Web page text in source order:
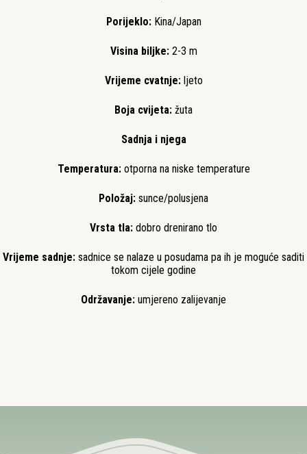
Porijeklo:Kina/Japan
Visina biljke: 2-3 m
Vrijeme cvatnje:ljeto
Boja cvijeta: žuta
Sadnja i njega
Temperatura: otporna na niske temperature
Položaj: sunce/polusjena
Vrsta tla: dobro drenirano tlo
Vrijeme sadnje: sadnice se nalaze u posudama pa ih je moguće saditi
tokom cijele godine
Održavanje: umjereno zalijevanje